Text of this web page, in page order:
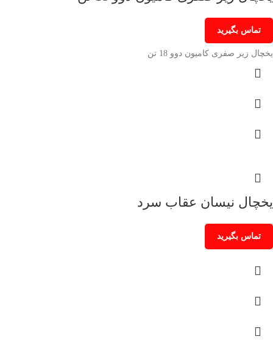
تماس بگیرید
یخچال زیر صفری کامیون دوو 18 تن
یخچال نیسان عقاب سرد
تماس بگیرید